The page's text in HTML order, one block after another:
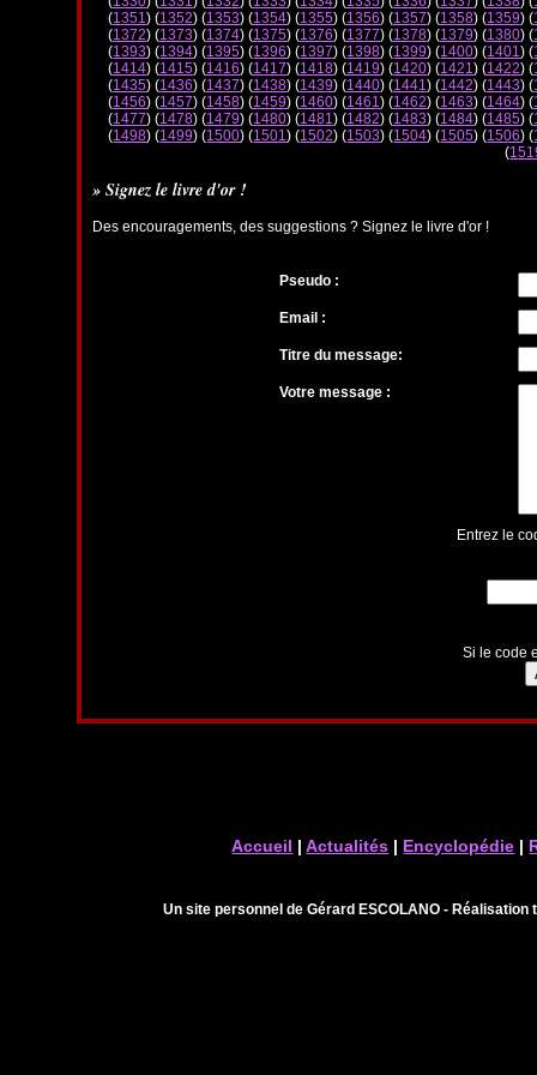
(1351) (1352) (1353) (1354) (1355) (1356) (1357) (1358) (1359) (
(1372) (1373) (1374) (1375) (1376) (1377) (1378) (1379) (1380) (
(1393) (1394) (1395) (1396) (1397) (1398) (1399) (1400) (1401) (
(1414) (1415) (1416) (1417) (1418) (1419) (1420) (1421) (1422) (
(1435) (1436) (1437) (1438) (1439) (1440) (1441) (1442) (1443) (
(1456) (1457) (1458) (1459) (1460) (1461) (1462) (1463) (1464) (
(1477) (1478) (1479) (1480) (1481) (1482) (1483) (1484) (1485) (
(1498) (1499) (1500) (1501) (1502) (1503) (1504) (1505) (1506) (
(
» Signez le livre d'or !
Des encouragements, des suggestions ? Signez le livre d'or !
Pseudo :
Email :
Titre du message:
Votre message :
Entrez le
Si le code
Accueil |Actualités | Encyclopédie |
Un site personnel de Gérard ESCOLANO -